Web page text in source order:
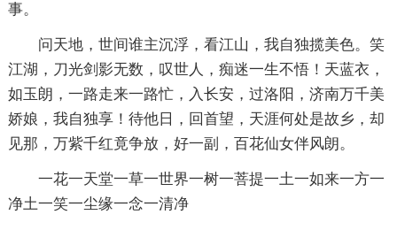
事。
问天地，世间谁主沉浮，看江山，我自独揽美色。笑
江湖，刀光剑影无数，叹世人，痴迷一生不悟！天蓝衣，
如玉朗，一路走来一路忙，入长安，过洛阳，济南万千美
娇娘，我自独享！待他日，回首望，天涯何处是故乡，却
见那，万紫千红竟争放，好一副，百花仙女伴风朗。
一花一天堂一草一世界一树一菩提一土一如来一方一
净土一笑一尘缘一念一清净